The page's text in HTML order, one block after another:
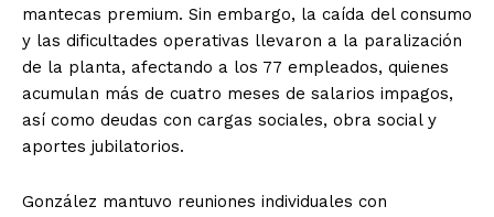
mantecas premium. Sin embargo, la caída del consumo
y las dificultades operativas llevaron a la paralización
de la planta, afectando a los 77 empleados, quienes
acumulan más de cuatro meses de salarios impagos,
así como deudas con cargas sociales, obra social y
aportes jubilatorios.
González mantuvo reuniones individuales con